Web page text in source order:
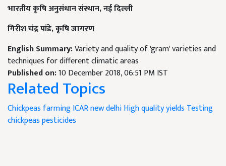
भारतीय कृषि अनुसंधान संस्थान, नई दिल्ली
गिरीश चंद्र पांडे, कृषि जागरण
English Summary:Variety and quality of 'gram' varieties and
techniques for different climatic areas
Published on:10 December 2018, 06:51 PM IST
Related Topics
Chickpeas farmingICARnew delhiHigh quality yields Testing
chickpeaspesticides